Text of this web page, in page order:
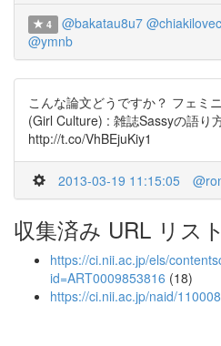
4 @bakatau8u7
@ymnb
こんな論文どうですか？ フェミ
(Girl Culture) : 雑誌Sassyの語り
http://t.co/VhBEjuKiy1
2013-03-19 11:15:05
収集済み URL リスト
https://ci.nii.ac.jp/els/
id=ART0009853816 (18)
https://ci.nii.ac.jp/naid/